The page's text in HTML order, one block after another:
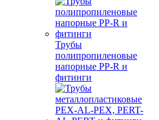
Трубы
полипропиленовые
напорные PP-R и
фитинги